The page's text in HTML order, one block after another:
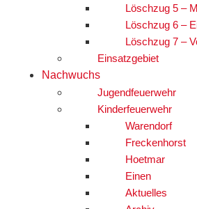
Löschzug 5 –
Löschzug 6 –
Löschzug 7 –
Einsatzgebiet
Nachwuchs
Jugendfeuerwehr
Kinderfeuerwehr
Warendorf
Freckenhorst
Hoetmar
Einen
Aktuelles